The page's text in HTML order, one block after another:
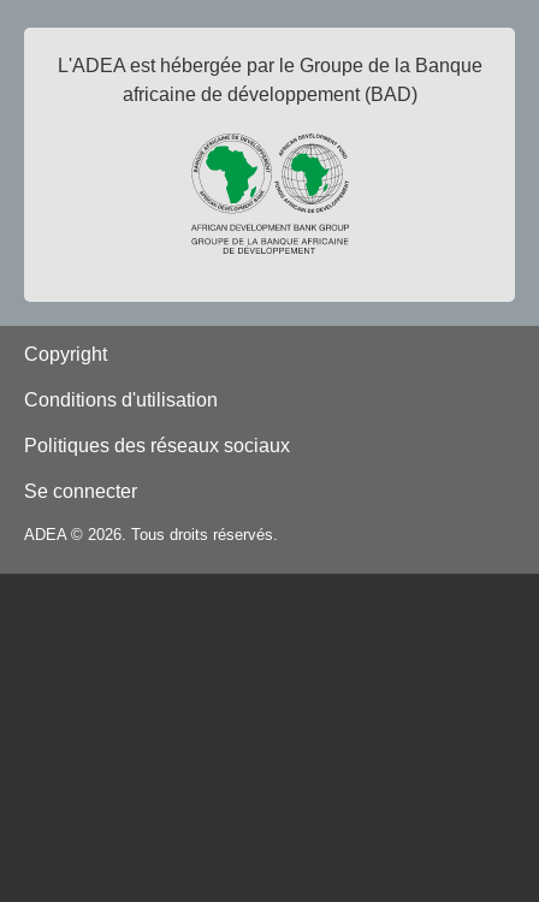
L'ADEA est hébergée par le Groupe de la Banque
africaine de développement (BAD)
Footer
Copyright
Conditions d'utilisation
Politiques des réseaux sociaux
Se connecter
ADEA © 2026. Tous droits réservés.